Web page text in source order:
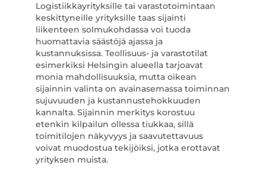
Logistiikkayrityksille tai varastotoimintaan
keskittyneille yrityksille taas sijainti
liikenteen solmukohdassa voi tuoda
huomattavia säästöjä ajassa ja
kustannuksissa. Teollisuus- ja varastotilat
esimerkiksi Helsingin alueella tarjoavat
monia mahdollisuuksia, mutta oikean
sijainnin valinta on avainasemassa toiminnan
sujuvuuden ja kustannustehokkuuden
kannalta. Sijainnin merkitys korostuu
etenkin kilpailun ollessa tiukkaa, sillä
toimitilojen näkyvyys ja saavutettavuus
voivat muodostua tekijöiksi, jotka erottavat
yrityksen muista.